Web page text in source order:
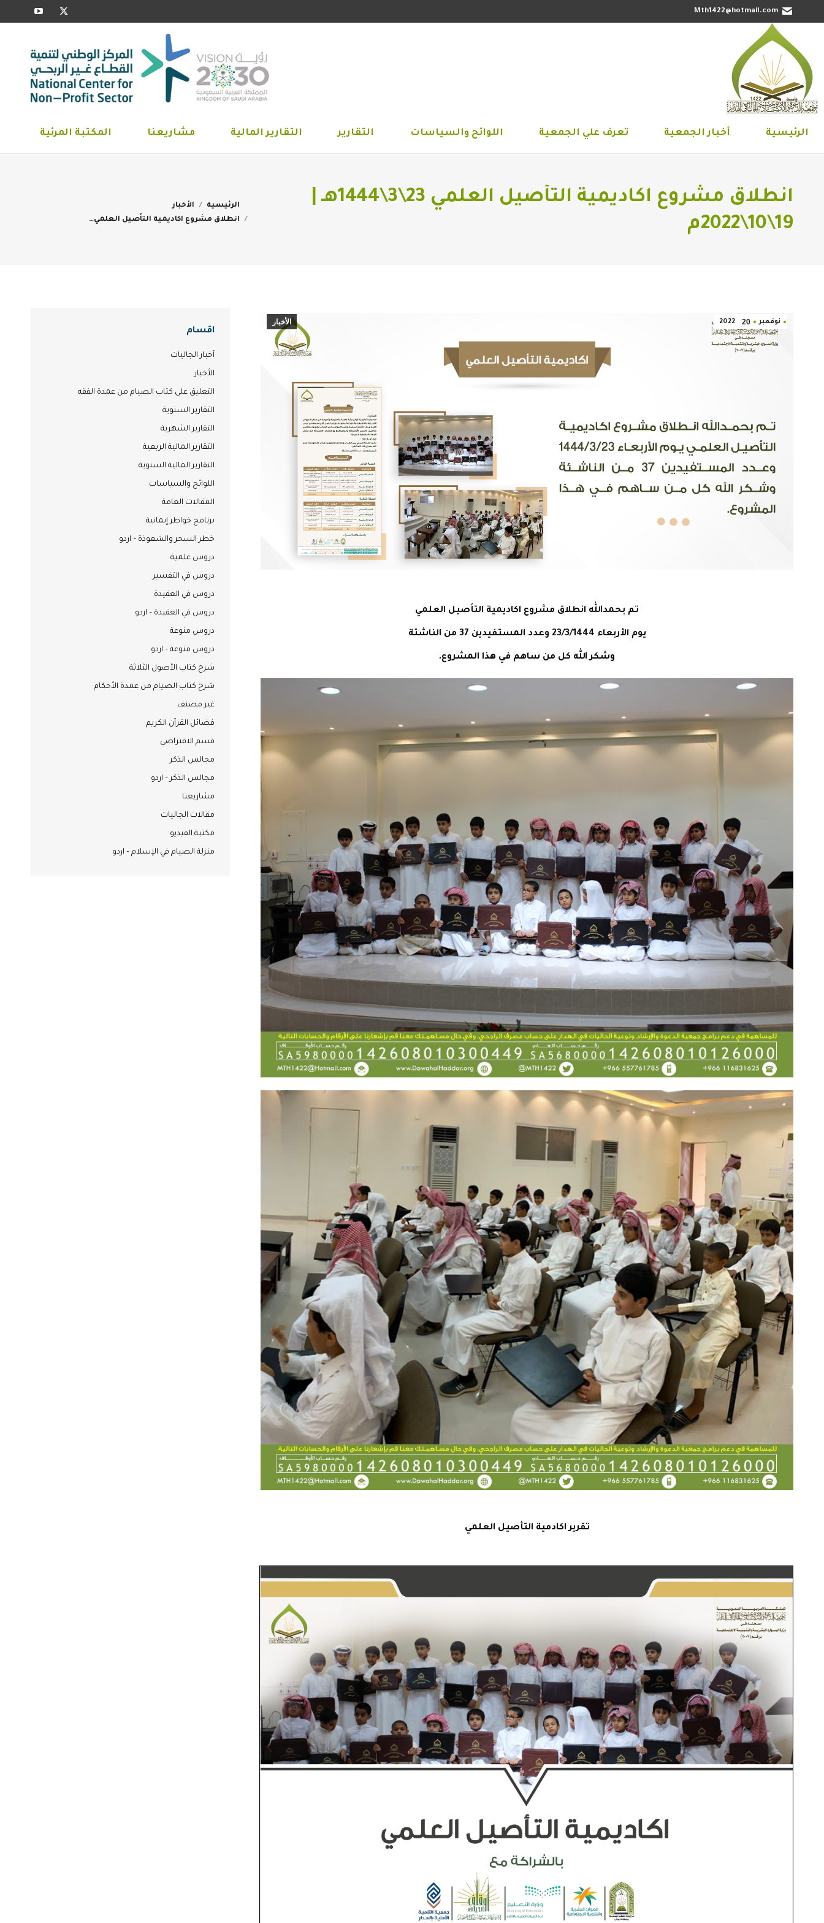
Mth1422@hotmail.com
X
opens
in
new
window
opens
in
new
window
الرئيسية أخبار الجمعية تعرف علي الجمعية اللوائح والسياسات التقارير التقارير المالية مشاريعنا المكتبة المرئية
انطلاق مشروع اكاديمية التأصيل العلمي 23\3\1444هـ |
19\10\2022م
You are here:
الرئيسية
الأخبار
انطلاق مشروع اكاديمية التأصيل العلمي…
نوفمبر 20
2022 الأخبار
تم بحمدالله انطلاق مشروع اكاديمية التأصيل العلمي
يوم الأربعاء 23/3/1444 وعدد المستفيدين 37 من الناشئة
وشكر الله كل من ساهم في هذا المشروع.
تقرير اكادمية التأصيل العلمي
اقسام
أخبار الجاليات
الأخبار
التعليق على كتاب الصيام من عمدة الفقه
التقارير السنوية
التقارير الشهرية
التقارير المالية الربعية
التقارير المالية السنوية
اللوائح والسياسات
المقالات العامة
برنامج خواطر إيمانية
خطر السحر والشعوذة – اردو
دروس علمية
دروس في التفسير
دروس في العقيدة
دروس في العقيدة – اردو
دروس منوعة
دروس منوعة – اردو
شرح كتاب الأصول الثلاثة
شرح كتاب الصيام من عمدة الأحكام
غير مصنف
فضائل القرآن الكريم
قسم الافتراضي
مجالس الذكر
مجالس الذكر – اردو
مشاريعنا
مقالات الجاليات
مكتبة الفيديو
منزلة الصيام في الإسلام – اردو
الرئيسية أخبار الجمعية تعرف علي الجمعية اللوائح والسياسات التقارير التقارير المالية مشاريعنا المكتبة المرئية